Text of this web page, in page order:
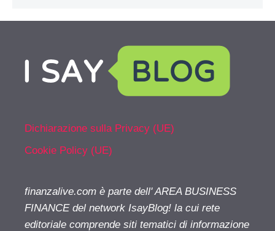
Dichiarazione sulla Privacy (UE)
Cookie Policy (UE)
finanzalive.com è parte dell' AREA BUSINESS
FINANCE del network IsayBlog! la cui rete
editoriale comprende siti tematici di informazione